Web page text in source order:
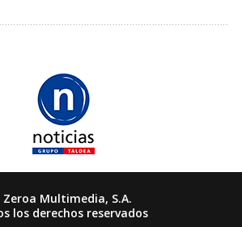
Multimedia, S.A.
los derechos reservados